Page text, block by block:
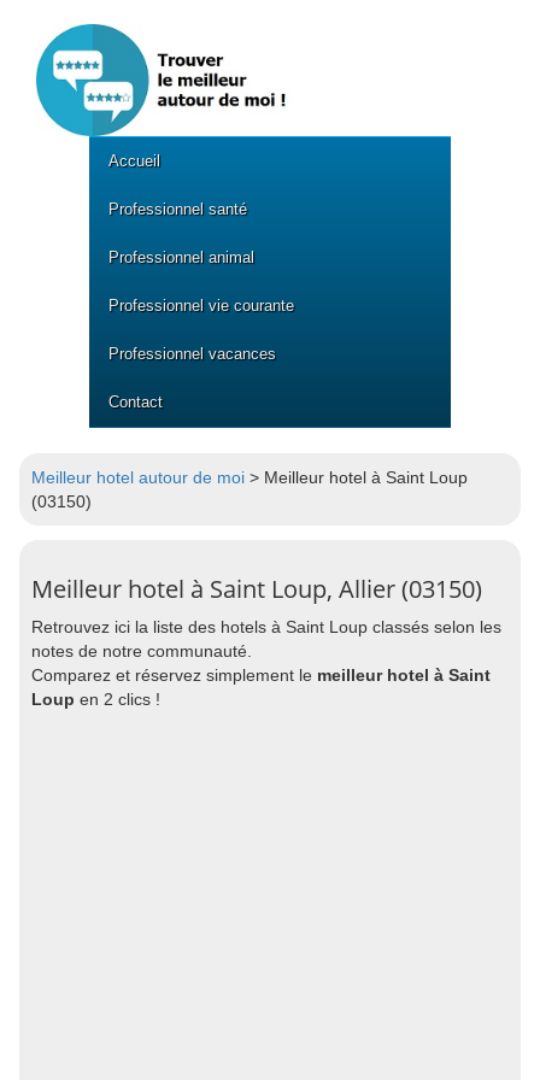
Accueil
Professionnel santé
Professionnel animal
Professionnel vie courante
Professionnel vacances
Contact
Meilleur hotel autour de moi > Meilleur hotel à Saint Loup
(03150)
Meilleur hotel à Saint Loup, Allier (03150)
Retrouvez ici la liste des hotels à Saint Loup classés selon les
notes de notre communauté.
Comparez et réservez simplement le meilleur hotel à Saint
Loup en 2 clics !